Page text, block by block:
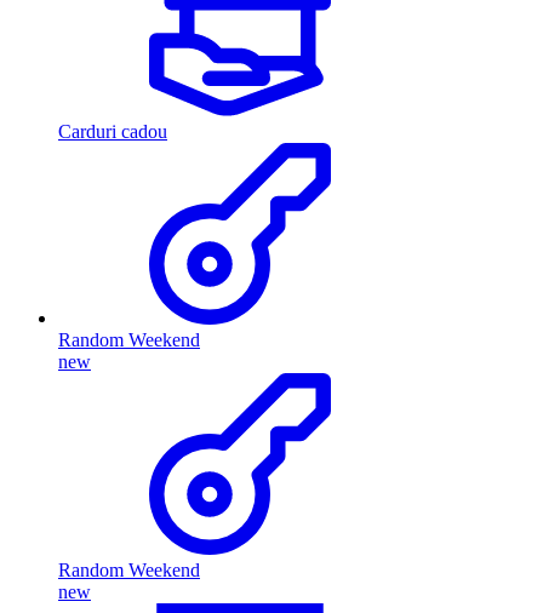
Carduri cadou
Random Weekend
new
Random Weekend
new